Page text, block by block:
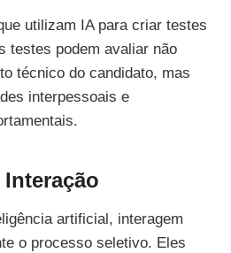
utilizam IA para criar testes
testes podem avaliar não
técnico do candidato, mas
interpessoais e
artificial, interagem
o processo seletivo. Eles